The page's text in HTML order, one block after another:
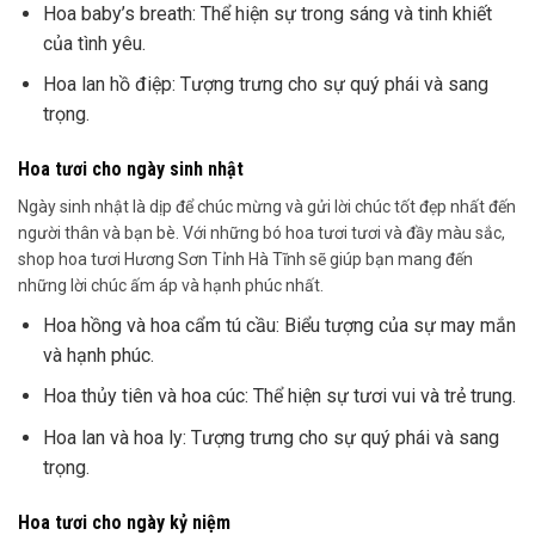
Hoa baby’s breath: Thể hiện sự trong sáng và tinh khiết
của tình yêu.
Hoa lan hồ điệp: Tượng trưng cho sự quý phái và sang
trọng.
Hoa tươi cho ngày sinh nhật
Ngày sinh nhật là dịp để chúc mừng và gửi lời chúc tốt đẹp nhất đến
người thân và bạn bè. Với những bó hoa tươi tươi và đầy màu sắc,
shop hoa tươi Hương Sơn Tỉnh Hà Tĩnh sẽ giúp bạn mang đến
những lời chúc ấm áp và hạnh phúc nhất.
Hoa hồng và hoa cẩm tú cầu: Biểu tượng của sự may mắn
và hạnh phúc.
Hoa thủy tiên và hoa cúc: Thể hiện sự tươi vui và trẻ trung.
Hoa lan và hoa ly: Tượng trưng cho sự quý phái và sang
trọng.
Hoa tươi cho ngày kỷ niệm